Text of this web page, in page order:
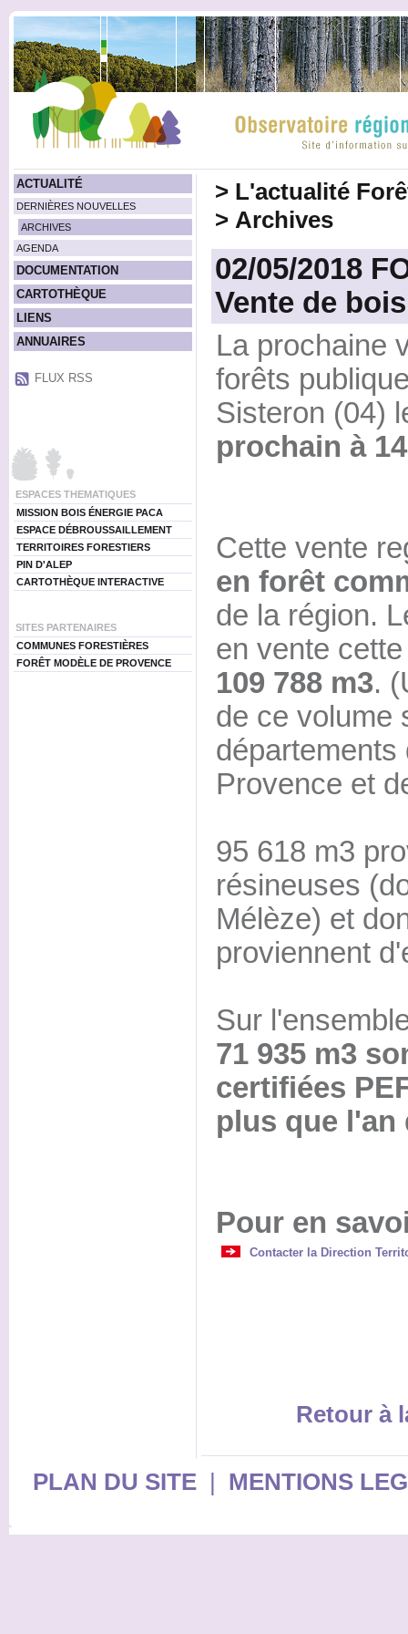
ACTUALITÉ
DERNIÈRES NOUVELLES
ARCHIVES
AGENDA
DOCUMENTATION
CARTOTHÈQUE
LIENS
ANNUAIRES
FLUX RSS
ESPACES THEMATIQUES
MISSION BOIS ÉNERGIE PACA
ESPACE DÉBROUSSAILLEMENT
TERRITOIRES FORESTIERS
PIN D'ALEP
CARTOTHÈQUE INTERACTIVE
SITES PARTENAIRES
COMMUNES FORESTIÈRES
FORÊT MODÈLE DE PROVENCE
> L'actualité
> Archives
02/05/2018
Vente de
La prochaine
forêts
Sisteron (04)
prochain à
Cette vente
en forêt
de la région.
en vente
109 788 m3.
de ce volume
départements
Provence et
95 618 m3
résineuses
Mélèze) et
proviennent
Sur
71 935 m3
certifiées
plus que l'an
Pour en
Contacter la Direction
Retour à
PLAN DU SITE| MENTIONS